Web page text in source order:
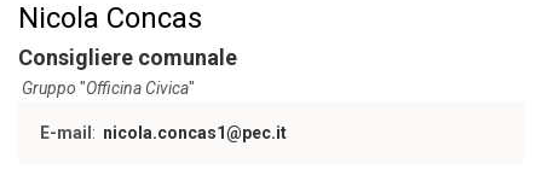
Nicola Concas
Consigliere comunale
Gruppo "Officina Civica"
E-mail : nicola.concas1@pec.it